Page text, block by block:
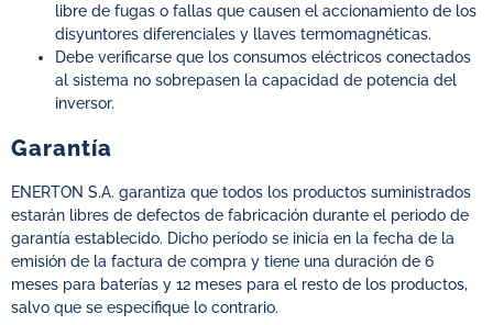
libre de fugas o fallas que causen el accionamiento de los
disyuntores diferenciales y llaves termomagnéticas.
Debe verificarse que los consumos eléctricos conectados
al sistema no sobrepasen la capacidad de potencia del
inversor.
Garantía
ENERTON S.A. garantiza que todos los productos suministrados
estarán libres de defectos de fabricación durante el periodo de
garantía establecido. Dicho período se inicia en la fecha de la
emisión de la factura de compra y tiene una duración de 6
meses para baterías y 12 meses para el resto de los productos,
salvo que se especifique lo contrario.